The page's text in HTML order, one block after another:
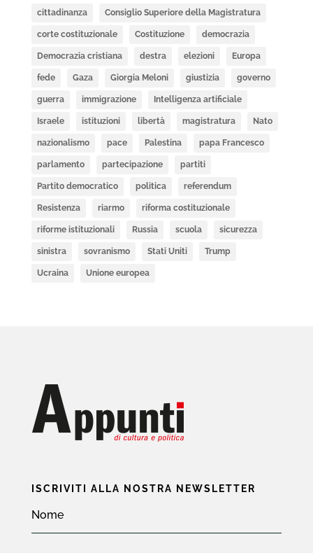
cittadinanza Consiglio Superiore della Magistratura
corte costituzionale Costituzione democrazia
Democrazia cristiana destra elezioni Europa
fede Gaza Giorgia Meloni giustizia governo
guerra immigrazione Intelligenza artificiale
Israele istituzioni libertà magistratura Nato
nazionalismo pace Palestina papa Francesco
parlamento partecipazione partiti
Partito democratico politica referendum
Resistenza riarmo riforma costituzionale
riforme istituzionali Russia scuola sicurezza
sinistra sovranismo Stati Uniti Trump
Ucraina Unione europea
ISCRIVITI ALLA NOSTRA NEWSLETTER